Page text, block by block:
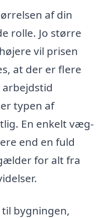
af din
rolle. Jo større
vil prisen
at der er flere
typen af
En enkelt væg-
end en fuld
for alt fra
bygningen,